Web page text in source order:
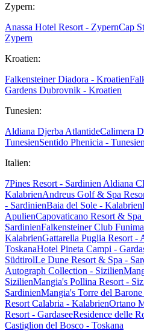
Zypern:
Anassa Hotel Resort - ZypernCap
Zypern
Kroatien:
Falkensteiner Diadora - Kroatien
Gardens Dubrovnik - Kroatien
Tunesien:
Aldiana Djerba AtlantideCalimera
TunesienSentido Phenicia - Tunesien
Italien:
7Pines Resort - Sardinien Aldiana
KalabrienAndreus Golf & Spa
- SardinienBaia del Sole - Kalabrien
ApulienCapovaticano Resort &
SardinienFalkensteiner Club
KalabrienGattarella Puglia Resort -
ToskanaHotel Pineta Campi -
SüdtirolLe Dune Resort & Spa -
Autograph Collection - Sizilien
SizilienMangia's Pollina Resort -
SardinienMangia's Torre del
Resort Calabria - KalabrienOrtano
Resort - GardaseeResidence delle
Castiglion del Bosco - Toskana